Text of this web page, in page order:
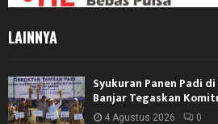
LAINNYA
Syukuran Panen Padi
Banjar Tegaskan
4 Agustus 2026 0